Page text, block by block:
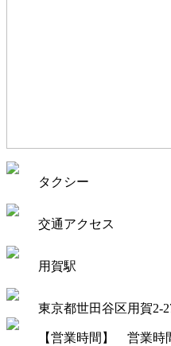
タクシー
交通アクセス
用賀駅
東京都世田谷区用賀2-
【営業時間】 営業時